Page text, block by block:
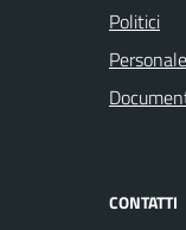
Politici
CONTATTI